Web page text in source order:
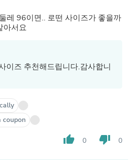
레 96이면.. 로떤 사이즈가 좋을까
아서요
이즈 추천해드립니다.감사합니
coupon
thumb_up 0 thumb_down 0